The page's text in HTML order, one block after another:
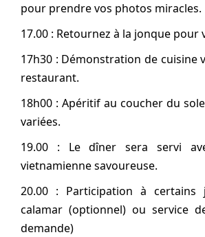
pour prendre vos photos miracles.
17.00 : Retournez à la jonque pour
17h30 : Démonstration de cuisine
restaurant.
18h00 : Apéritif au coucher du
variées.
19.00 : Le dîner sera servi
vietnamienne savoureuse.
20.00 : Participation à certains
calamar (optionnel) ou service
demande)